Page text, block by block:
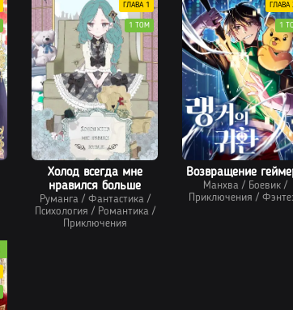
Холод всегда мне
нравился больше
Руманга/ Фантастика/
Психология / Романтика/
Приключения
ГЛАВА 1
1 ТОМ
Возвращение
Манхва / Боевик /
Приключения /
ГЛАВА
1